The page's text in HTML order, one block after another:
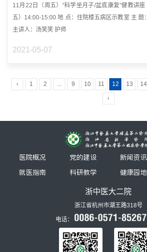
11月22日（周五）“科学坐月子/盆底康复”健教讲
五）14:00-15:00 地 点：住院楼五病区示教室 主 题
主讲人：汤笑笑 护师
2021-05-07
‹ 1 2 9 10 11 12 13 14
›
医院概况 党的建设 新闻资讯
就医指南
科研教学 健康园地
浙中医大二院
浙江省杭州市潮王路318号
电话：